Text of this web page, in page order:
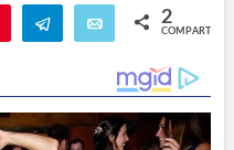
Telegram Email 2
COMPARTIR